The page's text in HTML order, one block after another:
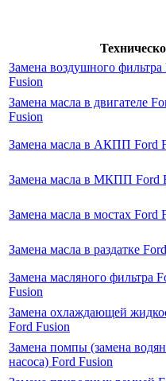
Замена воздушного фильтра
Fusion
Замена масла в двигателе
Fusion
Замена масла в АКПП Ford
Замена масла в МКПП Ford
Замена масла в мостах Ford
Замена масла в раздатке
Замена масляного фильтра
Fusion
Замена охлаждающей
Ford Fusion
Замена помпы (замена
насоса) Ford Fusion